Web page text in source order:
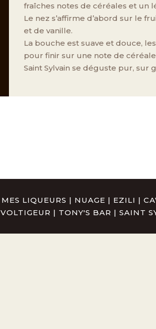
fraîches notes de céréales et un
Le nez s’affirme d’abord sur le
et de vanille.
La bouche est suave et douce,
pour finir sur une note de
Saint Sylvain se déguste pur, sur
MES LIQUEURS | NUAGE | EZILI |
VOLTIGEUR | TONY'S BAR | SAINT